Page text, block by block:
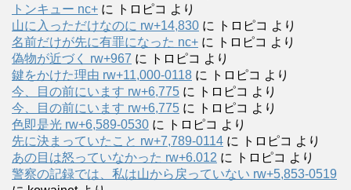
トンキュー nc+ に トロピコ より
山に入っただけなのに rw+14,830 に トロピコ より
名前だけが先に有罪になった nc+ に トロピコ より
偽物が近づく rw+967 に トロピコ より
鍵をかけた理由 rw+11,000-0118 に トロピコ より
今、目の前にいます rw+6,775 に トロピコ より
今、目の前にいます rw+6,775 に トロピコ より
色即是光 rw+6,589-0530 に トロピコ より
先に決まっていたこと rw+7,789-0114 に トロピコ より
あの目は怒っていなかった rw+6.012 に トロピコ より
警察の記録では、私は山から戻っていない rw+5,853-0519